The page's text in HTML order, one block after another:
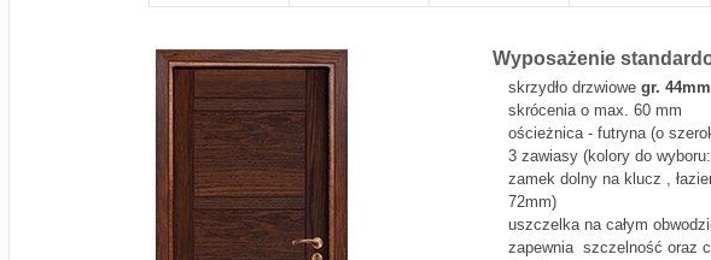
Wyposażenie
skrzydło drzwiowe gr. 44mm
skrócenia o max. 60 mm
ościeżnica - futryna (o
3 zawiasy (kolory do
zamek dolny na klucz ,
72mm)
uszczelka na całym
zapewnia szczelność oraz